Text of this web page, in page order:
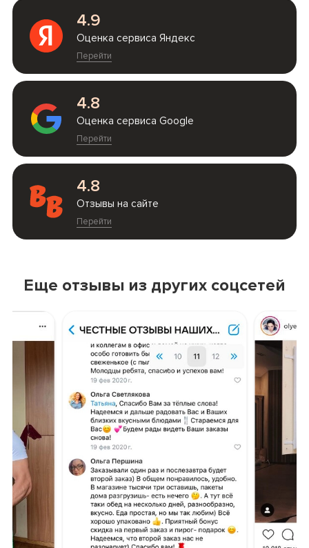
4.9
Оценка сервиса Яндекс
Перейти
4.8
Оценка сервиса Google
Перейти
4.8
Отзывы на сайте
Перейти
Еще отзывы из других соцсетей